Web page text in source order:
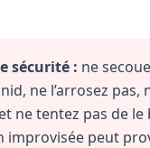
sécurité : ne
ne l’arrosez pas,
ne tentez pas de le
improvisée peut